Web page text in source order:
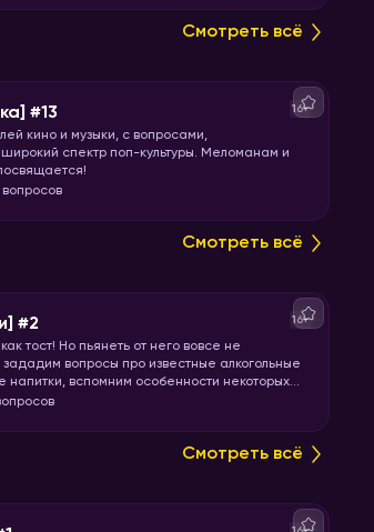
Смотреть всё
#13 16+
кино и музыки, с вопросами,
спектр поп-культуры. Меломанам и
вопросов
Смотреть всё
#2 16+
тост! Но пьянеть от него вовсе не
вопросы про известные алкогольные
напитки, вспомним особенности некоторых
вашу жажду знаний. Запускайте игру!
Смотреть всё